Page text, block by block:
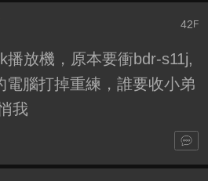
42 F
播放機，原本要衝bdr-s11j,
電腦打掉重練，誰要收小弟
我